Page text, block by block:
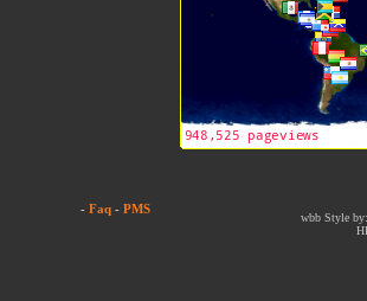
- Faq - PMS
wbb Style